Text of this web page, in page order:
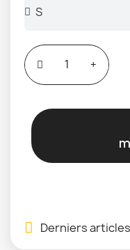
Derniers